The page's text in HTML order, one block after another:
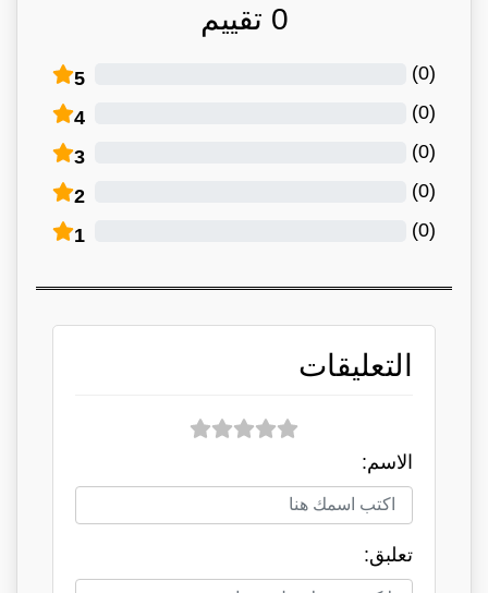
0 تقييم
5 (
0
)
4 (
0
)
3 (
0
)
2 (
0
)
1 (
0
)
التعليقات
الاسم:
تعلبق: